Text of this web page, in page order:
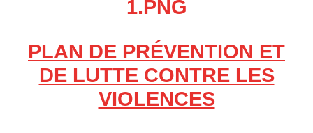
PLAN DE PRÉVENTION ET
DE LUTTE CONTRE LES
VIOLENCES